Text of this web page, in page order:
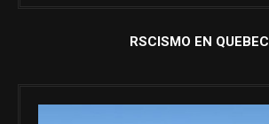
RSCISMO EN QUEBEC